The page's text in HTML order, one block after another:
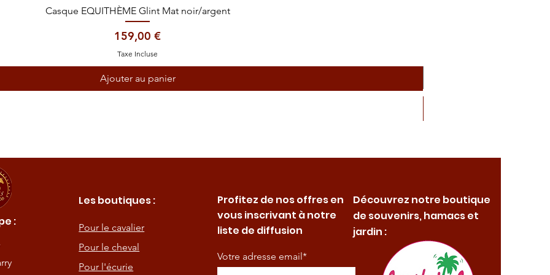
Aperçu rapide
Casque EQUITHÈME Glint Mat noir/argent
Prix
159,00 €
Taxe Incluse
Ajouter au panier
:
Les boutiques :
Pour le cavalier
Pour le cheval
Pour l'écurie
Profitez de nos offres en
vous inscrivant à notre
liste de diffusion
Votre adresse email*
Découvrez notre boutique
de souvenirs, hamacs et
jardin :